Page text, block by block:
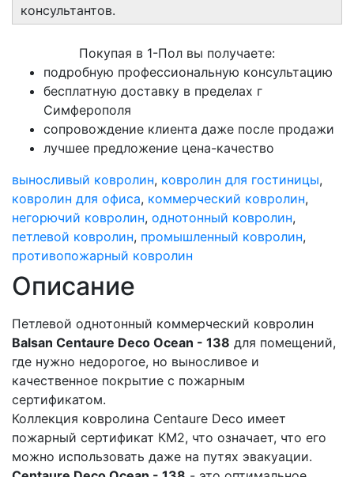
консультантов.
Покупая в 1-Пол вы получаете:
подробную профессиональную консультацию
бесплатную доставку в пределах г
Симферополя
сопровождение клиента даже после продажи
лучшее предложение цена-качество
выносливый ковролин, ковролин для гостиницы,
ковролин для офиса, коммерческий ковролин,
негорючий ковролин, однотонный ковролин,
петлевой ковролин, промышленный ковролин,
противопожарный ковролин
Описание
Петлевой однотонный коммерческий ковролин
Balsan Centaure Deco Ocean - 138 для помещений,
где нужно недорогое, но выносливое и
качественное покрытие с пожарным
сертификатом.
Коллекция ковролина Centaure Deco имеет
пожарный сертификат КМ2, что означает, что его
можно использовать даже на путях эвакуации.